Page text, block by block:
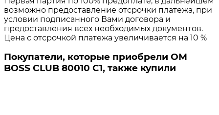
возможно предоставление отсрочки платежа, при
условии подписанного Вами договора и
предоставления всех необходимых документов.
Цена с отсрочкой платежа увеличивается на 10 %
Покупатели, которые приобрели ОМ
BOSS CLUB 80010 C1, также купили